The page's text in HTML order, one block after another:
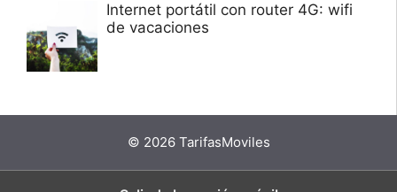
Internet portátil con router 4G: wifi
de vacaciones
© 2026 TarifasMoviles